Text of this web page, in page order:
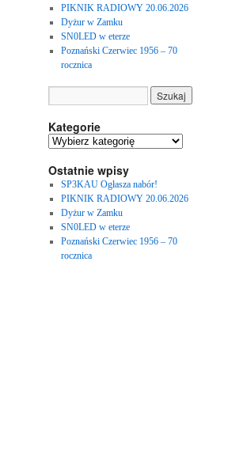
PIKNIK RADIOWY 20.06.2026
Dyżur w Zamku
SN0LED w eterze
Poznański Czerwiec 1956 – 70
rocznica
Kategorie
Kategorie
Ostatnie wpisy
SP3KAU Ogłasza nabór!
PIKNIK RADIOWY 20.06.2026
Dyżur w Zamku
SN0LED w eterze
Poznański Czerwiec 1956 – 70
rocznica